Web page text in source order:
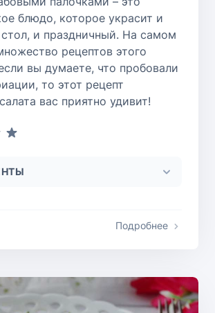
блюдо, которое украсит и
и праздничный. На самом
рецептов этого
вы думаете, что пробовали
то этот рецепт
вас приятно удивит!
Подробнее